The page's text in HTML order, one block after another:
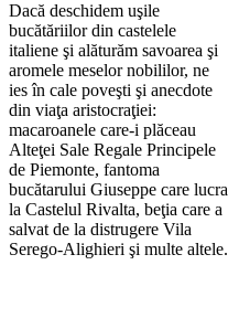
Dacă deschidem uşile
bucătăriilor din castelele
italiene şi alăturăm savoarea şi
aromele meselor nobililor, ne
ies în cale poveşti şi anecdote
din viaţa aristocraţiei:
macaroanele care-i plăceau
Alteţei Sale Regale Principele
de Piemonte, fantoma
bucătarului Giuseppe care lucra
la Castelul Rivalta, beţia care a
salvat de la distrugere Vila
Serego-Alighieri şi multe altele.